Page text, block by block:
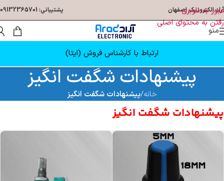
عبور به ناوبری
رفتن به محتوای اصلی
آراد الکترونیک اصفهان پشتیبانی: 09132365701
منو
ارتباط با کارشناس فروش (ایتا)
پیشنهادات شگفت انگیز
خانه/پیشنهادات شگفت انگیز
پیشنهادات شگفت انگیز